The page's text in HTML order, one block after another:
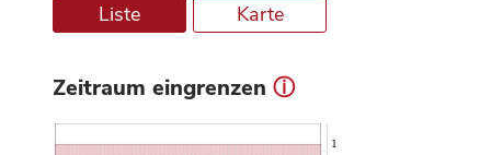
Liste Karte
Zeitraum eingrenzen ⓘ
1